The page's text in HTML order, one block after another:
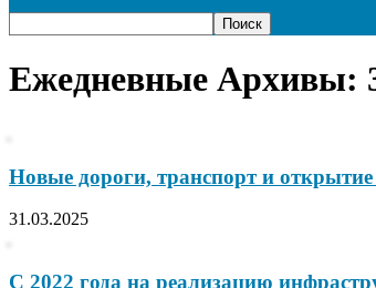
Ежедневные Архивы:
Новые дороги, транспорт и
31.03.2025
С 2022 года на реализацию